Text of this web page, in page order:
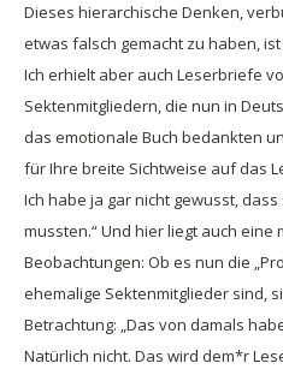
Dieses hierarchische Denken,
etwas falsch gemacht zu haben,
Ich erhielt aber auch Leserbriefe
Sektenmitgliedern, die nun in
das emotionale Buch bedankten
für Ihre breite Sichtweise auf das
Ich habe ja gar nicht gewusst,
mussten.“ Und hier liegt auch eine
Beobachtungen: Ob es nun die
ehemalige Sektenmitglieder sind,
Betrachtung: „Das von damals
Natürlich nicht. Das wird dem*r